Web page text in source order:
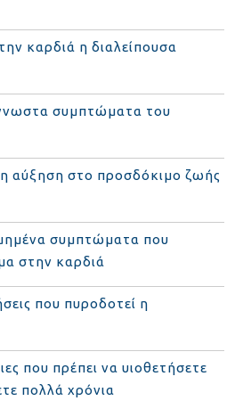
καρδιά η διαλείπουσα
συμπτώματα του
η αύξηση στο προσδόκιμο ζωής
συμπτώματα που
στην καρδιά
που πυροδοτεί η
που πρέπει να υιοθετήσετε
πολλά χρόνια